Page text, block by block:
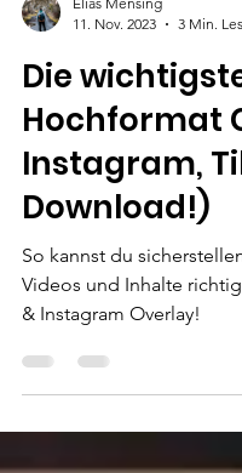
Elias Mensing
11. Nov. 2023
3 Min.
Die
Hochformat
Instagram,
Download!)
So kannst du
Videos und Inhalte